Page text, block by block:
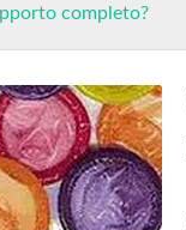
completo?